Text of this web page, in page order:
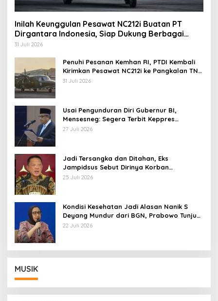
Inilah Keunggulan Pesawat NC212i Buatan PT
Dirgantara Indonesia, Siap Dukung Berbagai
Operasi TNI
31 Juli 2026
Penuhi Pesanan Kemhan RI, PTDI Kembali
Kirimkan Pesawat NC212i ke Pangkalan TNI
AU
31 Juli 2026
Usai Pengunduran Diri Gubernur BI,
Mensesneg: Segera Terbit Keppres
Pemberhentian dengan Hormat
27 Juli 2026
Jadi Tersangka dan Ditahan, Eks
Jampidsus Sebut Dirinya Korban
Kriminalisasi
25 Juli 2026
Kondisi Kesehatan Jadi Alasan Nanik S
Deyang Mundur dari BGN, Prabowo Tunjuk
Wamentan Sudaryono
22 Juli 2026
MUSIK